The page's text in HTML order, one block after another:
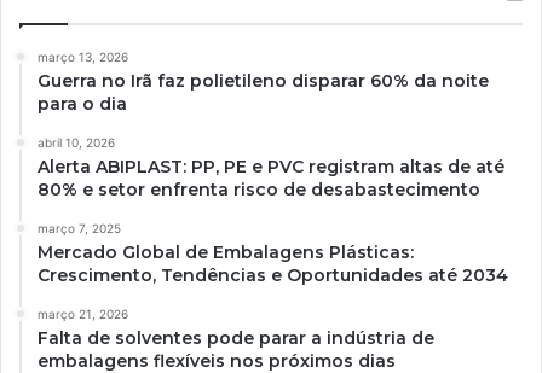
março 13, 2026
Guerra no Irã faz polietileno disparar 60% da noite
para o dia
abril 10, 2026
Alerta ABIPLAST: PP, PE e PVC registram altas de até
80% e setor enfrenta risco de desabastecimento
março 7, 2025
Mercado Global de Embalagens Plásticas:
Crescimento, Tendências e Oportunidades até 2034
março 21, 2026
Falta de solventes pode parar a indústria de
embalagens flexíveis nos próximos dias